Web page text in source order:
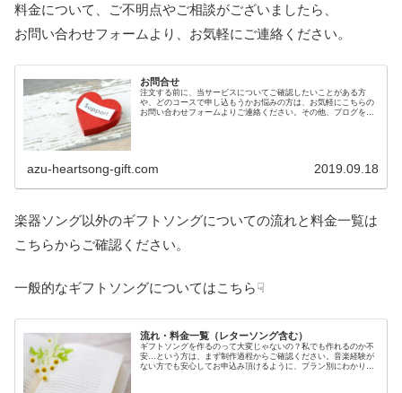
料金について、ご不明点やご相談がございましたら、
お問い合わせフォームより、お気軽にご連絡ください。
お問合せ
注文する前に、当サービスについてご確認したいことがある方
や、どのコースで申し込もうかお悩みの方は、お気軽にこちらの
お問い合わせフォームよりご連絡ください。その他、ブログを読
azu-heartsong-gift.com 2019.09.18
楽器ソング以外のギフトソングについての流れと料金一覧は
こちらからご確認ください。
一般的なギフトソングについてはこちら☟
流れ・料金一覧（レターソング含む）
ギフトソングを作るのって大変じゃないの？私でも作れるのか不
安…という方は、まず制作過程からご確認ください。音楽経験が
ない方でも安心してお申込み頂けるように、プラン別にわかりや